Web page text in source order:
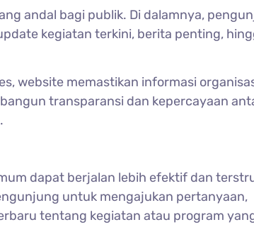
andal bagi publik. Di dalamnya,
kegiatan terkini, berita penting,
website memastikan informasi
transparansi dan kepercayaan
dapat berjalan lebih efektif dan
untuk mengajukan pertanyaan,
tentang kegiatan atau program